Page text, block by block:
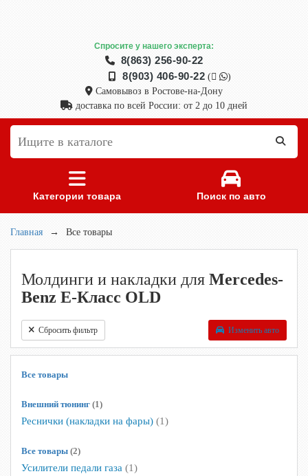
Спросите у нашего эксперта:
8(863) 256-90-22
8(903) 406-90-22 (
)
Самовывоз в Ростове-на-Дону
доставка по всей России: от 2 до 10 дней
Категории товара Поиск по авто
Главная → Все товары
Молдинги и накладки для Mercedes-
Benz E-Класс OLD
Сбросить фильтр Изменить авто
Все товары
Внешний тюнинг (1)
Реснички (накладки на фары) (1)
Все товары (2)
Усилители педали газа (1)